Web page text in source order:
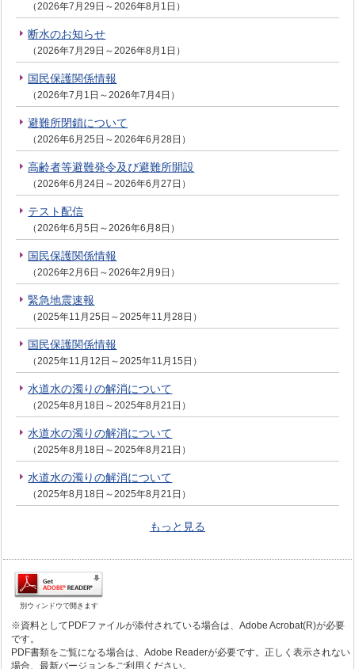
（2026年7月29日～2026年8月1日）
断水のお知らせ
（2026年7月29日～2026年8月1日）
国民保護関係情報
（2026年7月1日～2026年7月4日）
避難所閉鎖について
（2026年6月25日～2026年6月28日）
高齢者等避難発令及び避難所開設
（2026年6月24日～2026年6月27日）
テスト配信
（2026年6月5日～2026年6月8日）
国民保護関係情報
（2026年2月6日～2026年2月9日）
緊急地震速報
（2025年11月25日～2025年11月28日）
国民保護関係情報
（2025年11月12日～2025年11月15日）
水道水の濁りの解消について
（2025年8月18日～2025年8月21日）
水道水の濁りの解消について
（2025年8月18日～2025年8月21日）
水道水の濁りの解消について
（2025年8月18日～2025年8月21日）
もっと見る
別ウィンドウで開きます
※資料としてPDFファイルが添付されている場合は、Adobe Acrobat(R)が必要
です。
PDF書類をご覧になる場合は、Adobe Readerが必要です。正しく表示されない
場合、最新バージョンをご利用ください。